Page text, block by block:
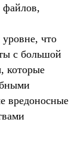
файлов,
что
с большой
которые
вредоносные